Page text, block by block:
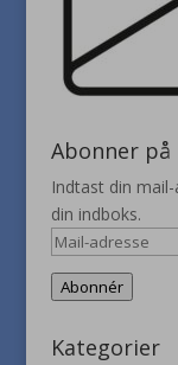
Abonner
Indtast din
din indboks.
Mail-
adresse
Abonnér
Kategorier